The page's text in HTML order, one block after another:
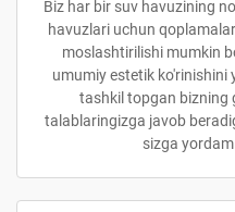
Biz har bir suv havuzining
havuzlari uchun
moslashtirilishi mumkin
umumiy estetik
tashkil topgan bizning
talablaringizga javob
sizga